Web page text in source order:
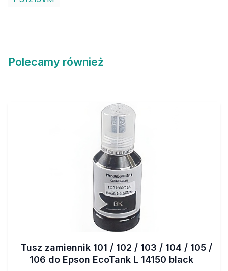
Polecamy również
Tusz zamiennik 101 / 102 / 103 / 104 / 105 /
106 do Epson EcoTank L 14150 black